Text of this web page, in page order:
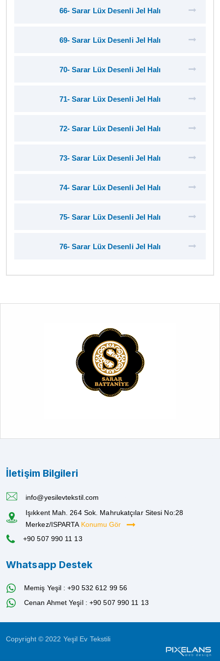
66- Sarar Lüx Desenli Jel Halı
69- Sarar Lüx Desenli Jel Halı
70- Sarar Lüx Desenli Jel Halı
71- Sarar Lüx Desenli Jel Halı
72- Sarar Lüx Desenli Jel Halı
73- Sarar Lüx Desenli Jel Halı
74- Sarar Lüx Desenli Jel Halı
75- Sarar Lüx Desenli Jel Halı
76- Sarar Lüx Desenli Jel Halı
İletişim Bilgileri
info@yesilevtekstil.com
Işıkkent Mah. 264 Sok. Mahrukatçılar Sitesi No:28
Merkez/ISPARTA Konumu Gör
+90 507 990 11 13
Whatsapp Destek
Memiş Yeşil : +90 532 612 99 56
Cenan Ahmet Yeşil : +90 507 990 11 13
Copyright © 2022 Yeşil Ev Tekstili